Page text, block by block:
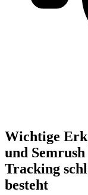
Wichtige
und
Tracking
besteht